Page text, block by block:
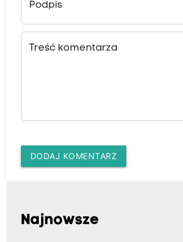
Podpis
Treść komentarza
DODAJ KOMENTARZ
Najnowsze